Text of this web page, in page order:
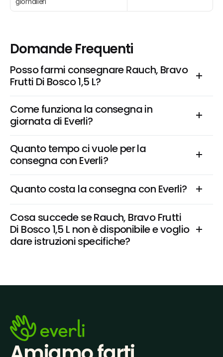
Domande Frequenti
Posso farmi consegnare Rauch, Bravo
Frutti Di Bosco 1,5 L?
Come funziona la consegna in
giornata di Everli?
Quanto tempo ci vuole per la
consegna con Everli?
Quanto costa la consegna con Everli?
Cosa succede se Rauch, Bravo Frutti
Di Bosco 1,5 L non è disponibile e voglio
dare istruzioni specifiche?